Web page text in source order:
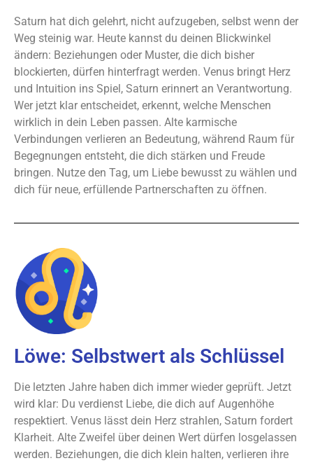
Saturn hat dich gelehrt, nicht aufzugeben, selbst wenn der
Weg steinig war. Heute kannst du deinen Blickwinkel
ändern: Beziehungen oder Muster, die dich bisher
blockierten, dürfen hinterfragt werden. Venus bringt Herz
und Intuition ins Spiel, Saturn erinnert an Verantwortung.
Wer jetzt klar entscheidet, erkennt, welche Menschen
wirklich in dein Leben passen. Alte karmische
Verbindungen verlieren an Bedeutung, während Raum für
Begegnungen entsteht, die dich stärken und Freude
bringen. Nutze den Tag, um Liebe bewusst zu wählen und
dich für neue, erfüllende Partnerschaften zu öffnen.
Löwe: Selbstwert als Schlüssel
Die letzten Jahre haben dich immer wieder geprüft. Jetzt
wird klar: Du verdienst Liebe, die dich auf Augenhöhe
respektiert. Venus lässt dein Herz strahlen, Saturn fordert
Klarheit. Alte Zweifel über deinen Wert dürfen losgelassen
werden. Beziehungen, die dich klein halten, verlieren ihre